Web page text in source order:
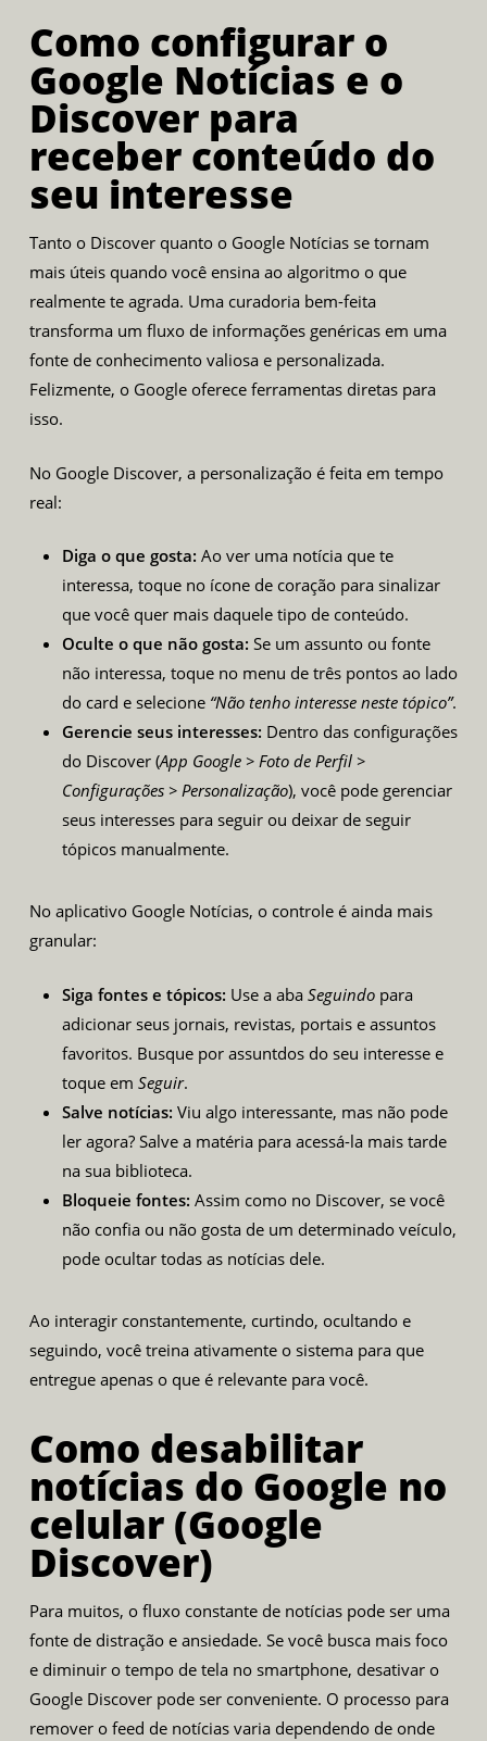
Como configurar o
Google Notícias e o
Discover para
receber conteúdo do
seu interesse
Tanto o Discover quanto o Google Notícias se tornam
mais úteis quando você ensina ao algoritmo o que
realmente te agrada. Uma curadoria bem-feita
transforma um fluxo de informações genéricas em uma
fonte de conhecimento valiosa e personalizada.
Felizmente, o Google oferece ferramentas diretas para
isso.
No Google Discover, a personalização é feita em tempo
real:
Diga o que gosta: Ao ver uma notícia que te
interessa, toque no ícone de coração para sinalizar
que você quer mais daquele tipo de conteúdo.
Oculte o que não gosta: Se um assunto ou fonte
não interessa, toque no menu de três pontos ao lado
do card e selecione “Não tenho interesse neste tópico”.
Gerencie seus interesses: Dentro das configurações
do Discover (App Google > Foto de Perfil >
Configurações > Personalização), você pode gerenciar
seus interesses para seguir ou deixar de seguir
tópicos manualmente.
No aplicativo Google Notícias, o controle é ainda mais
granular:
Siga fontes e tópicos: Use a aba Seguindopara
adicionar seus jornais, revistas, portais e assuntos
favoritos. Busque por assuntdos do seu interesse e
toque em Seguir.
Salve notícias: Viu algo interessante, mas não pode
ler agora? Salve a matéria para acessá-la mais tarde
na sua biblioteca.
Bloqueie fontes: Assim como no Discover, se você
não confia ou não gosta de um determinado veículo,
pode ocultar todas as notícias dele.
Ao interagir constantemente, curtindo, ocultando e
seguindo, você treina ativamente o sistema para que
entregue apenas o que é relevante para você.
Como desabilitar
notícias do Google no
celular (Google
Discover)
Para muitos, o fluxo constante de notícias pode ser uma
fonte de distração e ansiedade. Se você busca mais foco
e diminuir o tempo de tela no smartphone, desativar o
Google Discover pode ser conveniente. O processo para
remover o feed de notícias varia dependendo de onde